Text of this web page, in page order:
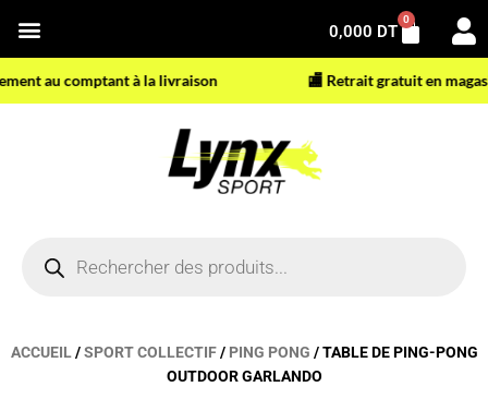
contenu
0,000 DT
0
Panier
au comptant à la livraison 🏬 Retrait gratuit en magasin
produits
ACCUEIL/SPORT COLLECTIF/ PING PONG / TABLE DE PING-PONG
OUTDOOR GARLANDO